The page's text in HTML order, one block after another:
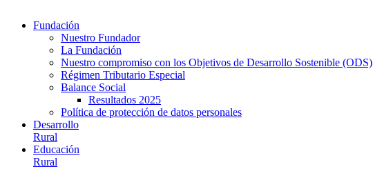
Fundación
Nuestro Fundador
La Fundación
Nuestro compromiso con los Objetivos de Desarrollo Sostenible (ODS)
Régimen Tributario Especial
Balance Social
Resultados 2025
Política de protección de datos personales
Desarrollo
Rural
Educación
Rural